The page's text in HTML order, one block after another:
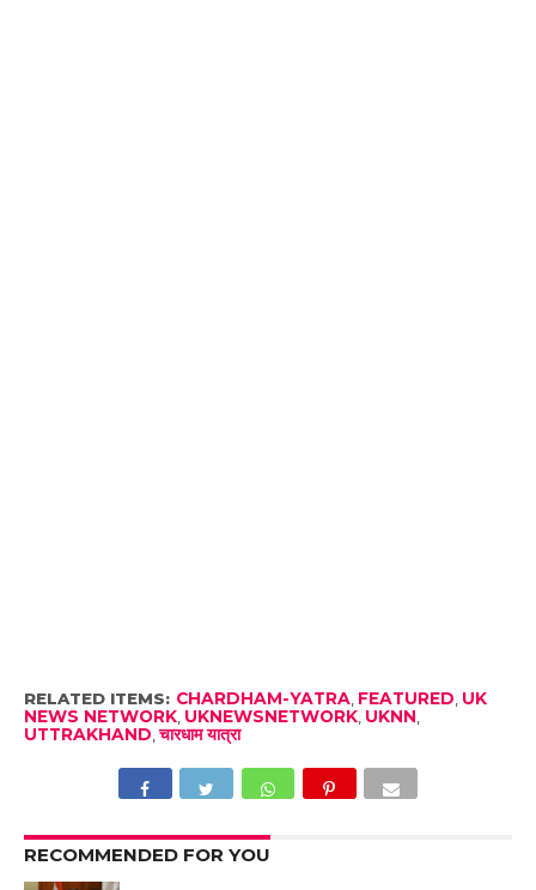
RELATED ITEMS: CHARDHAM-YATRA, FEATURED UK
NEWS NETWORK, UKNEWSNETWORK, UKNN
UTTRAKHAND ,चारधाम यात्रा
RECOMMENDED FOR YOU